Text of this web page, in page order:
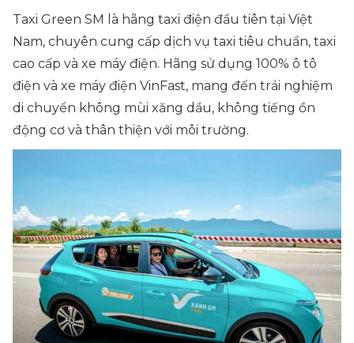
Taxi Green SM là hãng taxi điện đầu tiên tại Việt
Nam, chuyên cung cấp dịch vụ taxi tiêu chuẩn, taxi
cao cấp và xe máy điện. Hãng sử dụng 100% ô tô
điện và xe máy điện VinFast, mang đến trải nghiệm
di chuyển không mùi xăng dầu, không tiếng ồn
động cơ và thân thiện với môi trường.